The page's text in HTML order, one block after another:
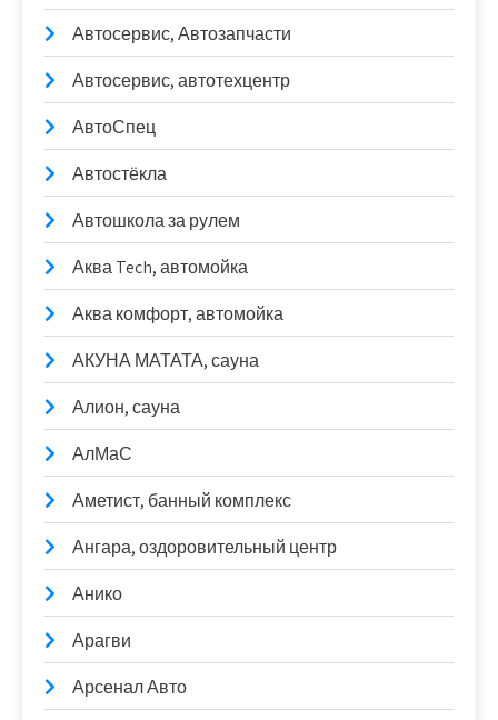
Автосервис, Автозапчасти
Автосервис, автотехцентр
АвтоСпец
Автостёкла
Автошкола за рулем
Аква Tech, автомойка
Аква комфорт, автомойка
АКУНА МАТАТА, сауна
Алион, сауна
АлМаС
Аметист, банный комплекс
Ангара, оздоровительный центр
Анико
Арагви
Арсенал Авто